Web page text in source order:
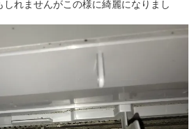
れませんがこの様に綺麗になりまし